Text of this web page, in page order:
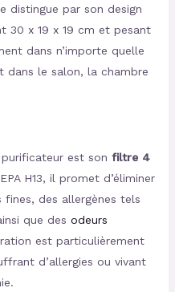
distingue par son design
30 x 19 x 19 cm et pesant
dans n’importe quelle
dans le salon, la chambre
est son filtre 4
H13, il promet d’éliminer
fines, des allergènes tels
que des odeurs
est particulièrement
d’allergies ou vivant